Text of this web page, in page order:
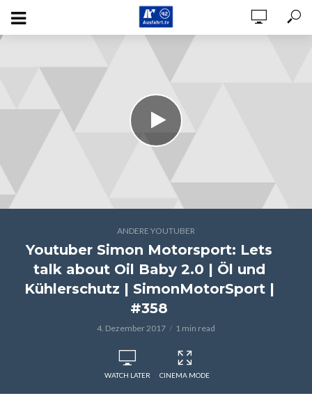
ANDERE YOUTUBER
Youtuber Simon Motorsport: Lets
talk about Oil Baby 2.0 | Öl und
Kühlerschutz | SimonMotorSport |
#358
4. Dezember 2017 1 min read
WATCH LATER CINEMA MODE